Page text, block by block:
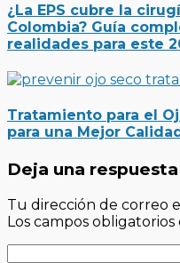
¿La EPS cubre la
Colombia? Guía
realidades para este
Tratamiento para el
para una Mejor
Deja una respuesta
Tu dirección de correo
Los campos